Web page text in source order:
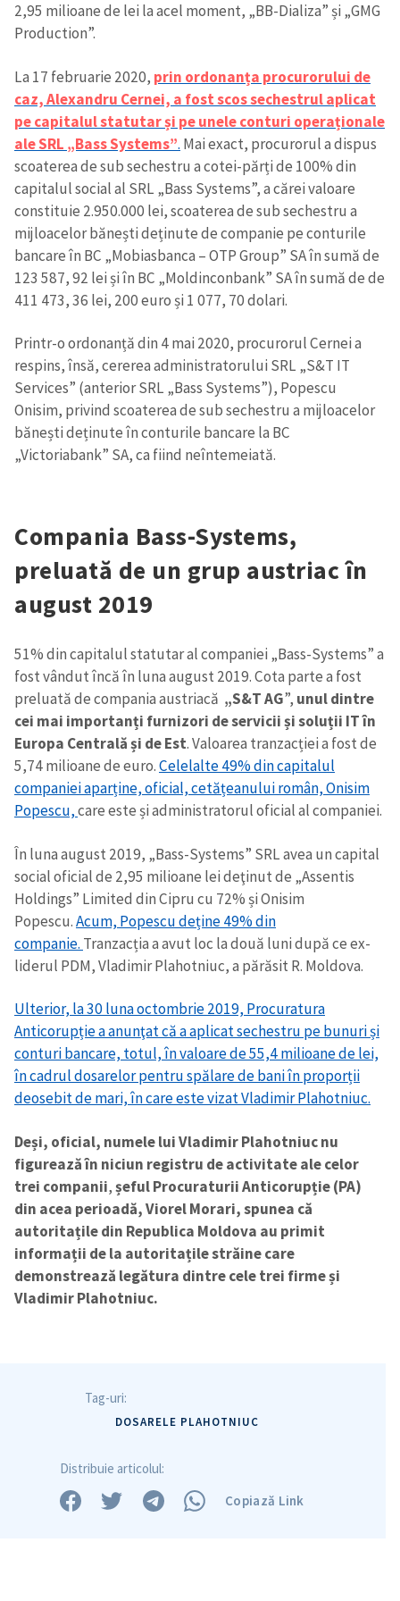
2,95 milioane de lei la acel moment, „BB-Dializa” și „GMG
Production”.
La 17 februarie 2020, prin ordonanța procurorului de
caz, Alexandru Cernei, a fost scos sechestrul aplicat
pe capitalul statutar și pe unele conturi operaționale
ale SRL „Bass Systems”. Mai exact, procurorul a dispus
scoaterea de sub sechestru a cotei-părți de 100% din
capitalul social al SRL „Bass Systems”, a cărei valoare
constituie 2.950.000 lei, scoaterea de sub sechestru a
mijloacelor bănești deținute de companie pe conturile
bancare în BC „Mobiasbanca – OTP Group” SA în sumă de
123 587, 92 lei și în BC „Moldinconbank” SA în sumă de de
411 473, 36 lei, 200 euro și 1 077, 70 dolari.
Printr-o ordonanță din 4 mai 2020, procurorul Cernei a
respins, însă, cererea administratorului SRL „S&T IT
Services” (anterior SRL „Bass Systems”), Popescu
Onisim, privind scoaterea de sub sechestru a mijloacelor
bănești deținute în conturile bancare la BC
„Victoriabank” SA, ca fiind neîntemeiată.
Compania Bass-Systems,
preluată de un grup austriac în
august 2019
51% din capitalul statutar al companiei „Bass-Systems” a
fost vândut încă în luna august 2019. Cota parte a fost
preluată de compania austriacă „S&T AG”, unul dintre
cei mai importanți furnizori de servicii și soluții IT în
Europa Centrală și de Est. Valoarea tranzacției a fost de
5,74 milioane de euro.Celelalte 49% din capitalul
companiei aparține, oficial, cetățeanului român, Onisim
Popescu,care este și administratorul oficial al companiei.
În luna august 2019, „Bass-Systems” SRL avea un capital
social oficial de 2,95 milioane lei deţinut de „Assentis
Holdings” Limited din Cipru cu 72% și Onisim
Popescu.Acum, Popescu deține 49% din
companie. Tranzacția a avut loc la două luni după ce ex-
liderul PDM, Vladimir Plahotniuc, a părăsit R. Moldova.
Ulterior, la 30 luna octombrie 2019, Procuratura
Anticorupție a anunţat că a aplicat sechestru pe bunuri și
conturi bancare, totul, în valoare de 55,4 milioane de lei,
în cadrul dosarelor pentru spălare de bani în proporții
deosebit de mari, în care este vizat Vladimir Plahotniuc.
Deși, oficial, numele lui Vladimir Plahotniuc nu
figurează în niciun registru de activitate ale celor
trei companii,șeful Procuraturii Anticorupție (PA)
din acea perioadă, Viorel Morari, spunea că
autoritațile din Republica Moldova au primit
informații de la autoritațile străine care
demonstrează legătura dintre cele trei firme și
Vladimir Plahotniuc.
Tag-uri:
DOSARELE PLAHOTNIUC
Distribuie articolul:
Copiază Link